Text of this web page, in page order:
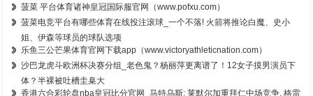
菠菜 平台体育诸神皇冠国际服官网（www.pofxu.com）
菠菜电竞平台有哪些体育在线投注滚球_一个不落! 火箭将推论白魔、史小
姐、伊森等球员的球队选项
乐鱼三公芒果体育官网下载app（www.victoryathleticnation.com）
沙巴龙虎斗欧洲杯决赛分组_老色鬼？杨丽萍更离谱了！12女子摸男演员下
体？半裸被吐槽圭臬大
香港六合彩轮盘nba皇冠比分官网_马特乌斯: 莱默尔加重拜仁中场竞争, 格雷